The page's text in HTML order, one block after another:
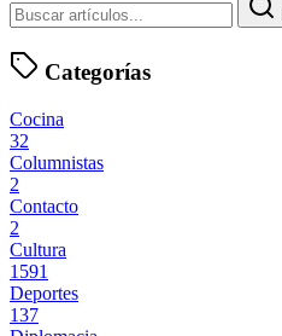
Categorías
Cocina
32
Columnistas
2
Contacto
2
Cultura
1591
Deportes
137